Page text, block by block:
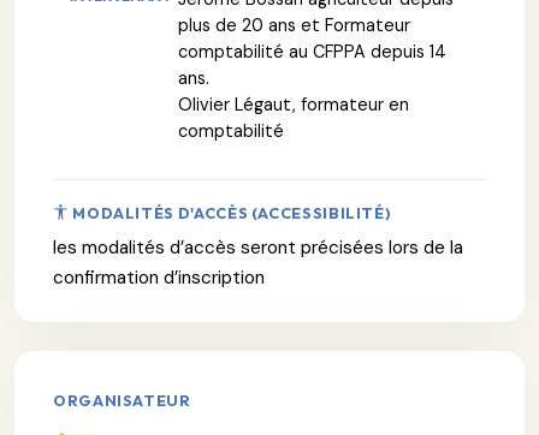
plus de 20 ans et Formateur
comptabilité au CFPPA depuis 14
ans.
Olivier Légaut, formateur en
comptabilité
MODALITÉS D'ACCÈS (ACCESSIBILITÉ)
les modalités d’accès seront précisées lors de la
confirmation d’inscription
ORGANISATEUR